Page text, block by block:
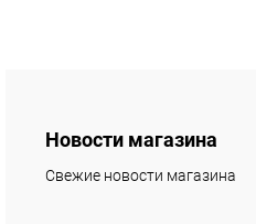
Новости магазина
Свежие новости магазина